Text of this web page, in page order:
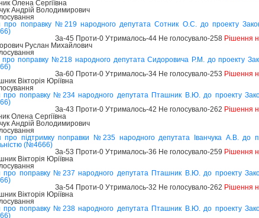
Олена Сергіївна
Андрій Володимирович
про поправку №219 народного депутата Сотник О.С. до проекту
За-45 Проти-0 Утрималось-44 Не голосувало-258 Рішення
Руслан Михайлович
про поправку №218 народного депутата Сидоровича Р.М. до проекту
За-60 Проти-0 Утрималось-34 Не голосувало-253 Рішення
Вікторія Юріївна
про поправку №234 народного депутата Пташник В.Ю. до проекту
За-43 Проти-0 Утрималось-42 Не голосувало-262 Рішення
Олена Сергіївна
Андрій Володимирович
про підтримку поправки №235 народного депутата Іванчука А.В.
(№4666)
За-53 Проти-0 Утрималось-36 Не голосувало-259 Рішення
Вікторія Юріївна
про поправку №237 народного депутата Пташник В.Ю. до проекту
За-54 Проти-0 Утрималось-32 Не голосувало-262 Рішення
Вікторія Юріївна
про поправку №238 народного депутата Пташник В.Ю. до проекту